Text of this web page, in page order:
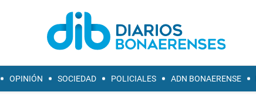
OPINIÓN SOCIEDAD POLICIALES ADN BONAERENSE